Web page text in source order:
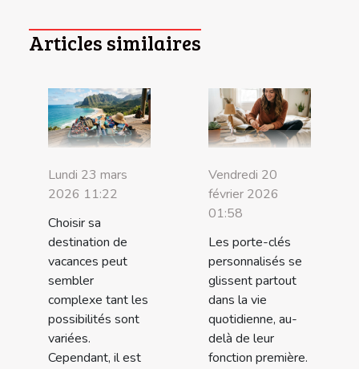
Articles similaires
Lundi 23 mars
2026 11:22
Choisir sa
destination de
vacances peut
sembler
complexe tant les
possibilités sont
variées.
Cependant, il est
Vendredi 20
février 2026
01:58
Les porte-clés
personnalisés se
glissent partout
dans la vie
quotidienne, au-
delà de leur
fonction première.